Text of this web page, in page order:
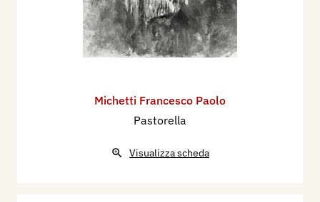
Michetti Francesco Paolo
Pastorella
Visualizza scheda